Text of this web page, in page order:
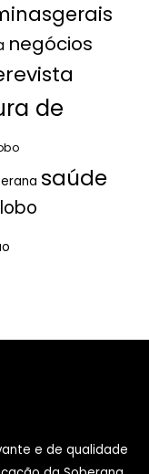
negócios
de
saúde
e de qualidade